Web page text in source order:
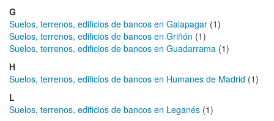
G
Suelos, terrenos, edificios de bancos en Galapagar (1)
Suelos, terrenos, edificios de bancos en Griñón (1)
Suelos, terrenos, edificios de bancos en Guadarrama (1)
H
Suelos, terrenos, edificios de bancos en Humanes de Madrid (1)
L
Suelos, terrenos, edificios de bancos en Leganés (1)